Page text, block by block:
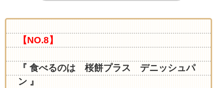
【NO.8】
『 食べるのは 桜餅プラス デニッシュパ
ン 』